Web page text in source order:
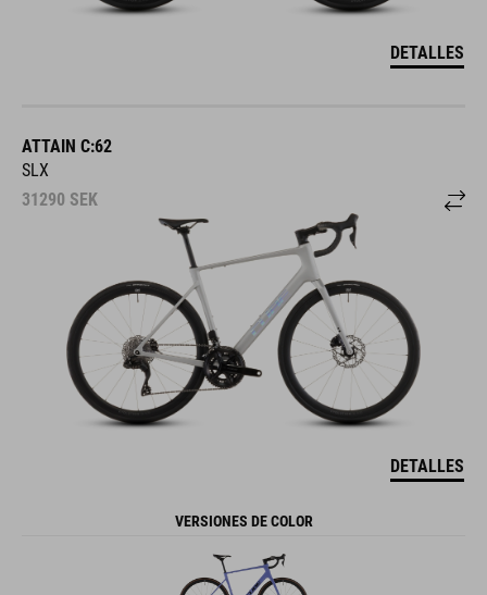
DETALLES
ATTAIN C:62
SLX
31290 SEK
DETALLES
VERSIONES DE COLOR